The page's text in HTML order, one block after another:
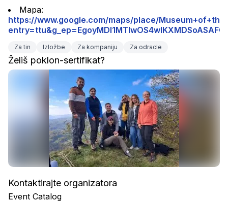
https://www.google.com/maps/place/
Za tin Izložbe Za kompaniju Za odracle
Želiš poklon-sertifikat?
Kontaktirajte organizatora
Event Catalog